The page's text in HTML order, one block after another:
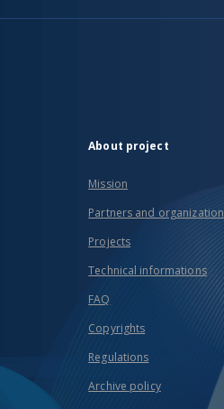
About project
Mission
Partners and organization
Projects
Technical informations
FAQ
Copyrights
Regulations
Archive policy